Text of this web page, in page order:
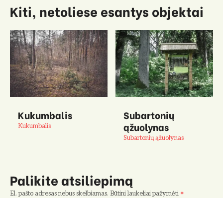
Kiti, netoliese esantys objektai
Kukumbalis
Kukumbalis
Subartonių
ąžuolynas
Subartonių ąžuolynas
Palikite atsiliepimą
El. pašto adresas nebus skelbiamas. Būtini laukeliai pažymėti